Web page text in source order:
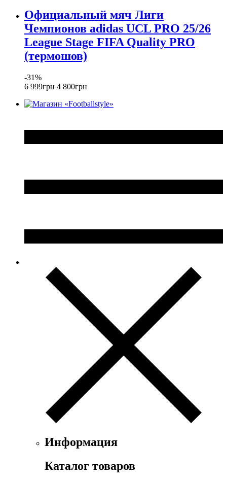
Официальный мяч Лиги
Чемпионов adidas UCL PRO 25/26
League Stage FIFA Quality PRO
(термошов)
-31%
6 999грн 4 800грн
Информация
Каталог товаров